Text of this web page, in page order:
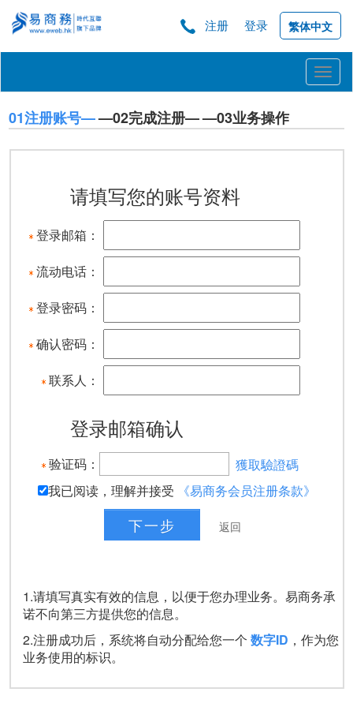
繁体中文
登录
注册
01注册账号——02完成注册——03业务操作
请填写您的账号资料
登录邮箱：
流动电话：
登录密码：
确认密码：
联系人：
登录邮箱确认
验证码：
獲取驗證碼
我已阅读，理解并接受
《易商务会员注册条款》
1.请填写真实有效的信息，以便于您办理业务。易商务承
诺不向第三方提供您的信息。
2.注册成功后，系统将自动分配给您一个 数字ID ，作为您
业务使用的标识。